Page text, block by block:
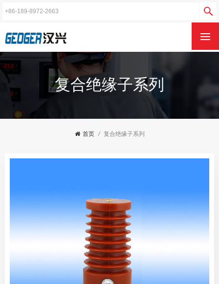
复合绝缘子系列
首页 / 复合绝缘子系列